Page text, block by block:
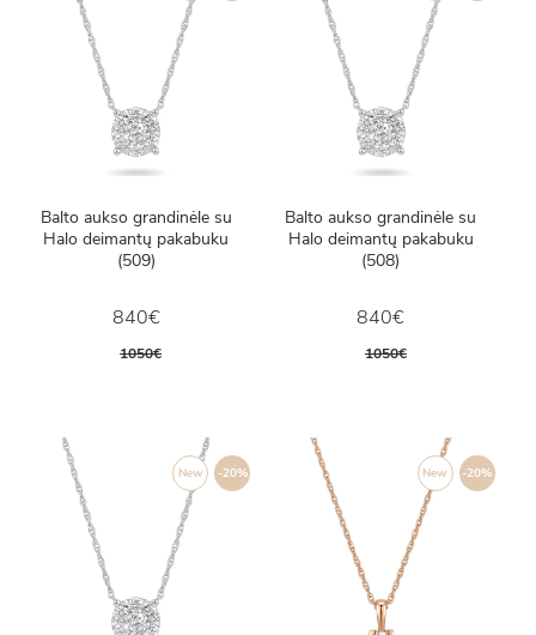
Balto aukso grandinėle su
Halo deimantų pakabuku
(509)
840€
1050€
Balto aukso grandinėle su
Halo deimantų pakabuku
(508)
840€
1050€
-20%
New -20%
New